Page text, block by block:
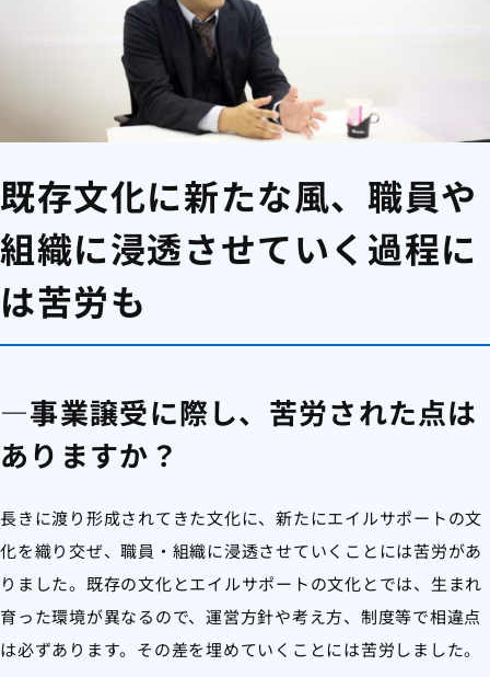
既存文化に新たな風、職員や
組織に浸透させていく過程に
は苦労も
―事業譲受に際し、苦労された点は
ありますか？
長きに渡り形成されてきた文化に、新たにエイルサポートの文
化を織り交ぜ、職員・組織に浸透させていくことには苦労があ
りました。既存の文化とエイルサポートの文化とでは、生まれ
育った環境が異なるので、運営方針や考え方、制度等で相違点
は必ずあります。その差を埋めていくことには苦労しました。